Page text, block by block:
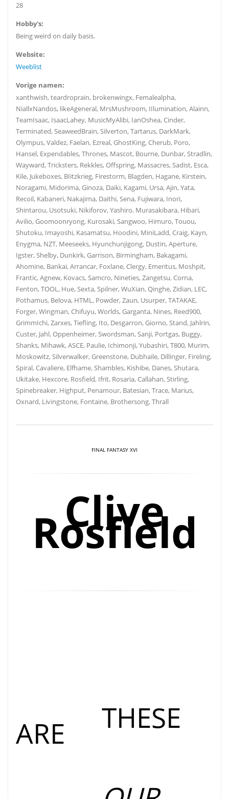
28
Hobby's:
Being weird on daily basis.
Website:
Weeblist
Vorige namen:
xanthwish, teardroprain, brokenwingx, Femalealpha,
NiallxNandos, likeAgeneral, MrsMushroom, IIlumination, Alainn,
TeamIsaac, IsaacLahey, MusicMyAlibi, IanOshea, Cinder,
Terminated, SeaweedBrain, Silverton, Tartarus, DarkMark,
Olympus, Valdez, Faelan, Ezreal, GhostKing, Cherub, Poro,
Hansel, Expendables, Thrones, Mascot, Bourne, Dunbar, Stradlin,
Wayward, Tricksters, Rekkles, Offspring, Massacres, Sadist, Esca,
Kile, Jukeboxes, BIitzkrieg, Firestorm, Blagden, Hagane, Kirstein,
Noragami, Midorima, Ginoza, Daiki, Kagami, Ursa, Ajin, Yata,
Recoil, Kabaneri, Nakajima, Daithi, Sena, Fujiwara, Inori,
Shintarou, Usotsuki, Nikiforov, Yashiro, Murasakibara, Hibari,
Avilio, Goomoonryong, Kurosaki, Sangwoo, Himuro, Touou,
Shutoku, Imayoshi, Kasamatsu, Hoodini, MiniLadd, Craig, Kayn,
Enygma, NZT, Meeseeks, Hyunchunjigong, Dustin, Aperture,
Igster, Shelby, Dunkirk, Garrison, Birmingham, Bakagami,
Ahomine, Bankai, Arrancar, Foxlane, Clergy, Emeritus, Moshpit,
Frantic, Agnew, Kovacs, Samcro, Nineties, Zangetsu, Corna,
Fenton, TOOL, Hue, Sexta, Spilner, WuXian, Qinghe, Zidian, LEC,
Pothamus, Belova, HTML, Powder, Zaun, Usurper, TATAKAE,
Forger, Wingman, Chifuyu, Worlds, Garganta, Nines, Reed900,
GrimmIchi, Zarxes, Tiefling, Ito, Desgarron, Giorno, Stand, Jahlrin,
Custer, Jahl, Oppenheimer, Swordsman, Sanji, Portgas, Buggy,
Shanks, Mihawk, ASCE, Paulie, Ichimonji, Yubashiri, T800, Murim,
Moskowitz, Silverwalker, Greenstone, Dubhaile, Dillinger, Fireling,
Spiral, Cavaliere, Elfhame, Shambles, Kishibe, Danes, Shutara,
Ukitake, Hexcore, Rosfield, Ifrit, Rosaria, Callahan, Stirling,
Spinebreaker, Highput, Penamour, Batesian, Trace, Marius,
Oxnard, Livingstone, Fontaine, Brothersong, Thrall
FINAL FANTASY XVI
Clive
Rosfield
THESE
ARE